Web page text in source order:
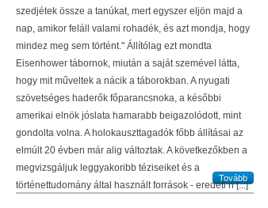
szedjétek össze a tanúkat, mert egyszer eljön majd a
nap, amikor feláll valami rohadék, és azt mondja, hogy
mindez meg sem történt." Állítólag ezt mondta
Eisenhower tábornok, miután a saját szemével látta,
hogy mit műveltek a nácik a táborokban. A nyugati
szövetséges haderők főparancsnoka, a későbbi
amerikai elnök jóslata hamarabb beigazolódott, mint
gondolta volna. A holokauszttagadók főbb állításai az
elmúlt 20 évben már alig változtak. A következőkben a
megvizsgáljuk leggyakoribb téziseiket és a
történettudomány által használt források - eredeti n [...]
Tovább